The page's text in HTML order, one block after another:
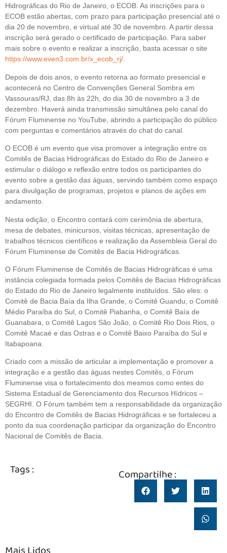
Hidrográficas do Rio de Janeiro, o ECOB. As inscrições para o
ECOB estão abertas, com prazo para participação presencial até o
dia 20 de novembro, e virtual até 30 de novembro. A partir dessa
inscrição será gerado o certificado de participação. Para saber
mais sobre o evento e realizar a inscrição, basta acessar o site
https://www.even3.com.br/x_ecob_rj/.
Depois de dois anos, o evento retorna ao formato presencial e
acontecerá no Centro de Convenções General Sombra em
Vassouras/RJ, das 8h às 22h, do dia 30 de novembro a 3 de
dezembro. Haverá ainda transmissão simultânea pelo canal do
Fórum Fluminense no YouTube, abrindo a participação do público
com perguntas e comentários através do chat do canal.
O ECOB é um evento que visa promover a integração entre os
Comitês de Bacias Hidrográficas do Estado do Rio de Janeiro e
estimular o diálogo e reflexão entre todos os participantes do
evento sobre a gestão das águas, servindo também como espaço
para divulgação de programas, projetos e planos de ações em
andamento.
Nesta edição, o Encontro contará com cerimônia de abertura,
mesa de debates, minicursos, visitas técnicas, apresentação de
trabalhos técnicos científicos e realização da Assembleia Geral do
Fórum Fluminense de Comitês de Bacia Hidrográficas.
O Fórum Fluminense de Comitês de Bacias Hidrográficas é uma
instância colegiada formada pelos Comitês de Bacias Hidrográficas
do Estado do Rio de Janeiro legalmente instituídos. São eles: o
Comitê de Bacia Baía da Ilha Grande, o Comitê Guandu, o Comitê
Médio Paraíba do Sul, o Comitê Piabanha, o Comitê Baía de
Guanabara, o Comitê Lagos São João, o Comitê Rio Dois Rios, o
Comitê Macaé e das Ostras e o Comitê Baixo Paraíba do Sul e
Itabapoana.
Criado com a missão de articular a implementação e promover a
integração e a gestão das águas nestes Comitês, o Fórum
Fluminense visa o fortalecimento dos mesmos como entes do
Sistema Estadual de Gerenciamento dos Recursos Hídricos –
SEGRHI. O Fórum também tem a responsabilidade da organização
do Encontro de Comitês de Bacias Hidrográficas e se fortaleceu a
ponto da sua coordenação participar da organização do Encontro
Nacional de Comitês de Bacia.
Tags : Compartilhe :